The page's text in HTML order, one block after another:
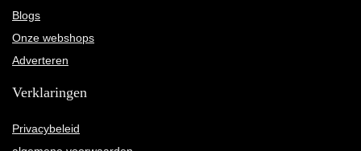
Blogs
Onze webshops
Adverteren
Verklaringen
Privacybeleid